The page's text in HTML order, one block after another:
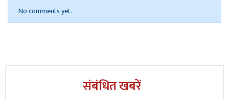
No comments yet.
संबंधित खबरें